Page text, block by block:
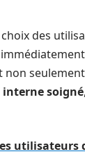
des
seulement
soigné
utilisateurs